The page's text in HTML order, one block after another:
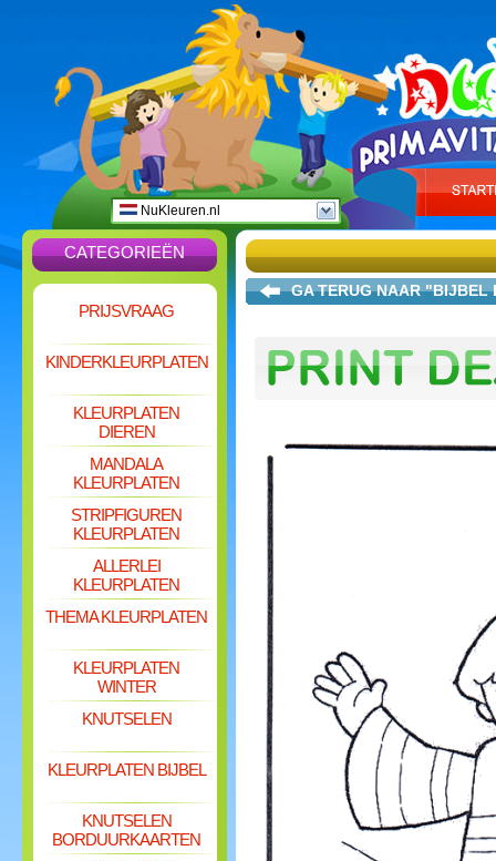
NuKleuren.nl
CATEGORIEËN
PRIJSVRAAG
KINDERKLEURPLATEN
KLEURPLATEN
DIEREN
MANDALA
KLEURPLATEN
STRIPFIGUREN
KLEURPLATEN
ALLERLEI
KLEURPLATEN
THEMA KLEURPLATEN
KLEURPLATEN
WINTER
KNUTSELEN
KLEURPLATEN BIJBEL
KNUTSELEN
BORDUURKAARTEN
GA TERUG NAAR "BIJBEL